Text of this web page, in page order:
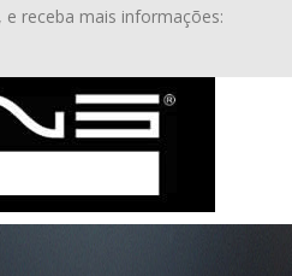
receba mais informações: